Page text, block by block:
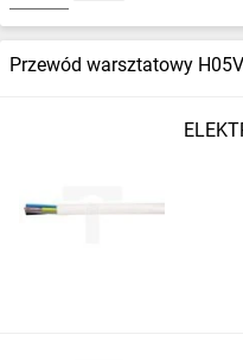
Przewód warsztatowy